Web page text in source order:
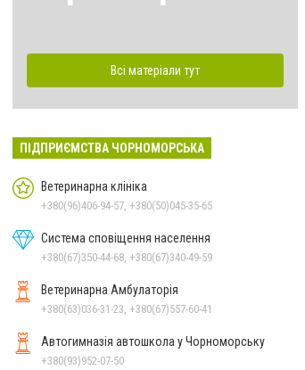
Всі матеріали тут
ПІДПРИЄМСТВА ЧОРНОМОРСЬКА
Ветеринарна клініка
+380(96)406-94-57, +380(50)045-35-65
Система сповіщення населення
+380(67)350-44-68, +380(67)340-49-59
Ветеринарна Амбулаторія
+380(63)036-31-23, +380(67)557-60-41
Автогимназія автошкола у Чорноморську
+380(93)952-07-50